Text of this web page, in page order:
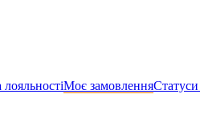
Моє замовленняСтатуси